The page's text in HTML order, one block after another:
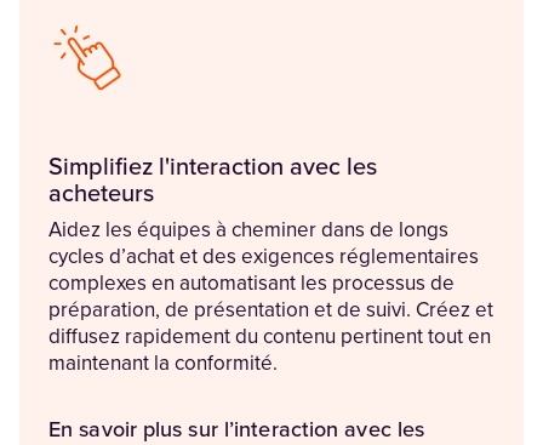
Simplifiez l'interaction avec les
acheteurs
Aidez les équipes à cheminer dans de longs
cycles d’achat et des exigences réglementaires
complexes en automatisant les processus de
préparation, de présentation et de suivi. Créez et
diffusez rapidement du contenu pertinent tout en
maintenant la conformité.
En savoir plus sur l’interaction avec les